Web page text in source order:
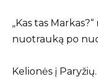
„Kas tas
nuotrauką po
Kelionės į Paryžių.